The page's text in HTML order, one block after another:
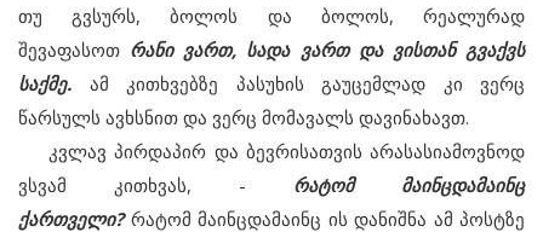
თუ გვსურს, ბოლოს და ბოლოს, რეალურად
შევაფასოთ რანი ვართ, სადა ვართ და ვისთან გვაქვს
საქმე. ამ კითხვებზე პასუხის გაუცემლად კი ვერც
წარსულს ავხსნით და ვერც მომავალს დავინახავთ.
კვლავ პირდაპირ და ბევრისათვის არასასიამოვნოდ
ვსვამ კითხვას, - რატომ მაინცდამაინც
ქართველი?რატომ მაინცდამაინც ის დანიშნა ამ პოსტზე